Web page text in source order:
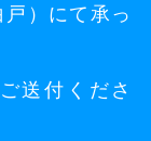
）にて承っ
送付くださ